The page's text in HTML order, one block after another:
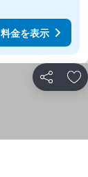
料金を表示
シェア お